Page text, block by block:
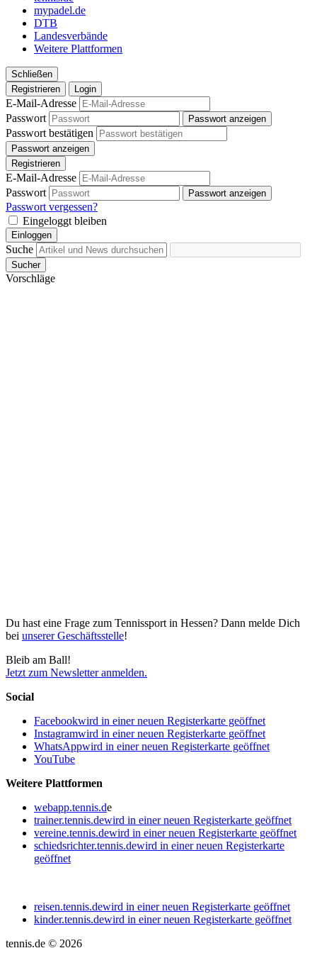
haben oder die sie im Rahmen Ihrer Nutzung der Dienste
gesammelt haben. Die
jederzeit über den Link im Footer aufgerufen und
angepasst werden.
mypadel.de
DTB
Landesverbände
Weitere Plattformen
Schließen
Registrieren
Login
E-Mail-Adresse
Passwort
Passwort anzeigen
Passwort bestätigen
Passwort anzeigen
Registrieren
E-Mail-Adresse
Passwort
Passwort anzeigen
Passwort vergessen?
Eingeloggt bleiben
Einloggen
Suche
Sucher
Vorschläge
Du hast eine Frage zum Tennissport in Hessen? Dann melde Dich
bei unserer Geschäftsstelle!
Bleib am Ball!
Jetzt zum Newsletter anmelden.
Social
Facebookwird in einer neuen Registerkarte geöffnet
Instagramwird in einer neuen Registerkarte geöffnet
WhatsAppwird in einer neuen Registerkarte geöffnet
YouTube
Weitere Plattformen
webapp.tennis.de
trainer.tennis.dewird in einer neuen Registerkarte geöffnet
vereine.tennis.dewird in einer neuen Registerkarte geöffnet
schiedsrichter.tennis.dewird in einer neuen Registerkarte
geöffnet
reisen.tennis.dewird in einer neuen Registerkarte geöffnet
kinder.tennis.dewird in einer neuen Registerkarte geöffnet
tennis.de © 2026